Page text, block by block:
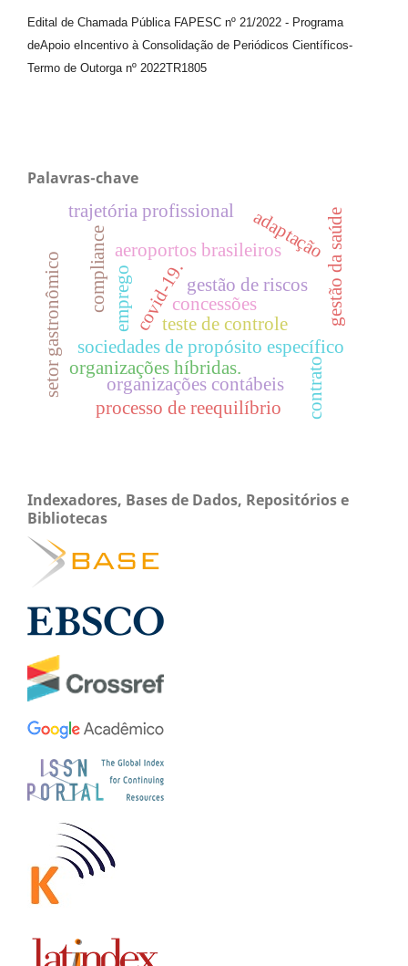
Edital de Chamada Pública FAPESC nº 21/2022 - Programa
deApoio e Incentivo à Consolidação de Periódicos Científicos-
Termo de Outorga nº 2022TR1805
Palavras-chave
covid-19.concessões
sociedades de propósito específico
aeroportos brasileiros
organizações híbridas.
teste de controle
gestão de riscos
compliance
setor gastronômico
adaptaçãogestão da saúde
organizações contábeis
trajetória profissional
emprego
contrato
processo de reequilíbrio
Indexadores, Bases de Dados, Repositórios e
Bibliotecas